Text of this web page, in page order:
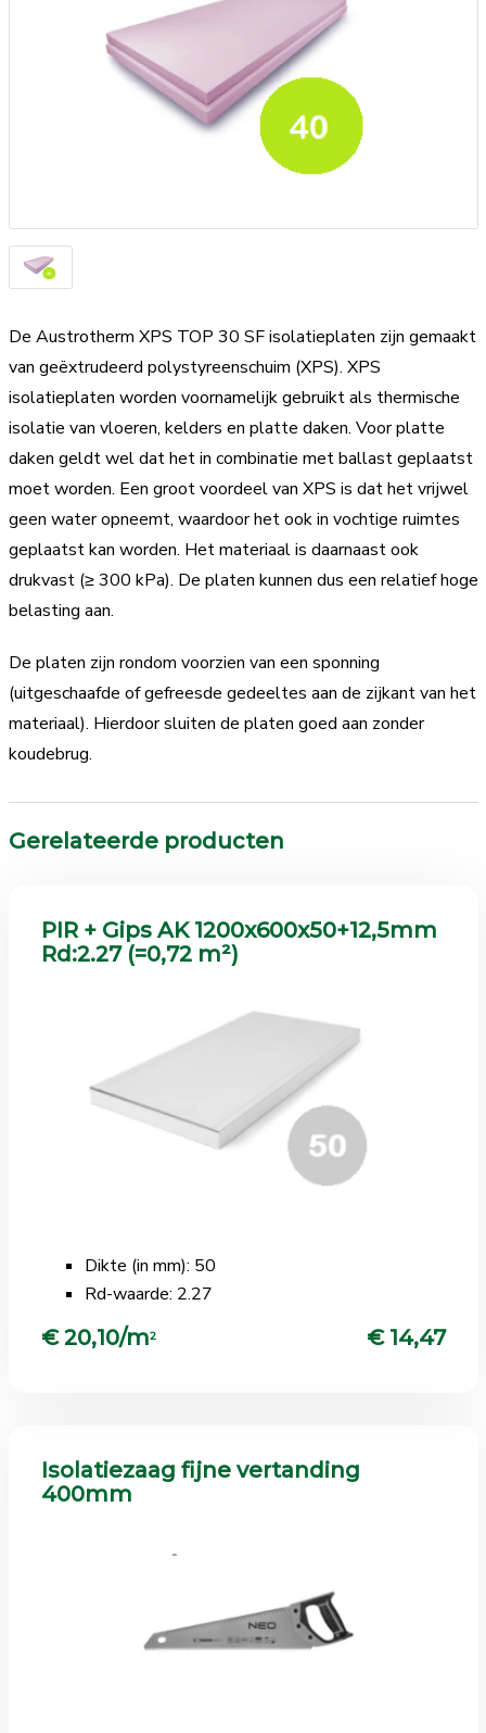
De Austrotherm XPS TOP 30 SF isolatieplaten zijn gemaakt
van geëxtrudeerd polystyreenschuim (XPS). XPS
isolatieplaten worden voornamelijk gebruikt als thermische
isolatie van vloeren, kelders en platte daken. Voor platte
daken geldt wel dat het in combinatie met ballast geplaatst
moet worden. Een groot voordeel van XPS is dat het vrijwel
geen water opneemt, waardoor het ook in vochtige ruimtes
geplaatst kan worden. Het materiaal is daarnaast ook
drukvast (≥ 300 kPa). De platen kunnen dus een relatief hoge
belasting aan.
De platen zijn rondom voorzien van een sponning
(uitgeschaafde of gefreesde gedeeltes aan de zijkant van het
materiaal). Hierdoor sluiten de platen goed aan zonder
koudebrug.
Gerelateerde producten
PIR + Gips AK 1200x600x50+12,5mm
Rd:2.27 (=0,72 m²)
Dikte (in mm): 50
Rd-waarde: 2.27
€ 20,10/m2 € 14,47
Isolatiezaag fijne vertanding
400mm